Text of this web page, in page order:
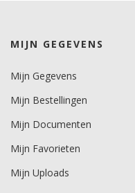
Brandveiligheidscertificaat
MIJN GEGEVENS
Mijn Gegevens
Mijn Bestellingen
Mijn Documenten
Mijn Favorieten
Mijn Uploads